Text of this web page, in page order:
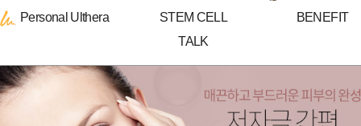
Personal Ulthera STEM CELL
BENEFIT
TALK